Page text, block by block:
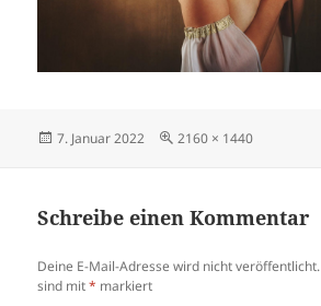
Veröffentlicht
7. Januar 2022 Originalgröße
2160 × 1440
Schreibe einen Kommentar
Deine E-Mail-Adresse wird nicht veröffentlicht.
sind mit* markiert